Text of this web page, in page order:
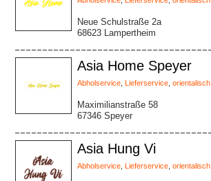
Neue Schulstraße 2a
68623 Lampertheim
Asia Home Speyer
Abholservice Lieferservice orientalisch
Maximilianstraße 58
67346 Speyer
Asia Hung Vi
Abholservice Lieferservice orientalisch